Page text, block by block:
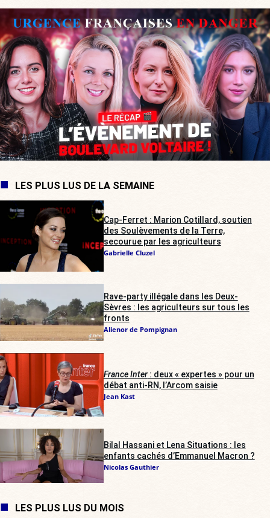
LES PLUS LUS DE LA SEMAINE
Cap-Ferret : Marion Cotillard, soutien
des Soulèvements de la Terre,
secourue par les agriculteurs
Gabrielle Cluzel
Rave-party illégale dans les Deux-
Sèvres : les agriculteurs sur tous les
fronts
Alienor de Pompignan
France Inter: deux « expertes » pour un
débat anti-RN, l’Arcom saisie
Jean Kast
Bilal Hassani et Lena Situations : les
enfants cachés d’Emmanuel Macron ?
Nicolas Gauthier
LES PLUS LUS DU MOIS